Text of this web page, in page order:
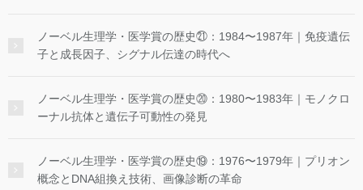
ノーベル生理学・医学賞の歴史㉑：1984〜1987年｜免疫遺伝
子と成長因子、シグナル伝達の時代へ
ノーベル生理学・医学賞の歴史⑳：1980〜1983年｜モノクロ
ーナル抗体と遺伝子可動性の発見
ノーベル生理学・医学賞の歴史⑲：1976〜1979年｜プリオン
概念とDNA組換え技術、画像診断の革命